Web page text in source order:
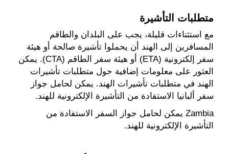
متطلبات التأشيرة
مع استثناءات قليلة، يجب على البلدان والطاقم
المسافرين إلى الهند أن يحملوا تأشيرة صالحة أو هيئة
سفر إلكترونية (ETA) أو هيئة سفر الطاقم (CTA). يمكن
العثور على معلومات إضافية حول متطلبات تأشيرات
الهند في متطلبات تأشيرات الهند. يمكن لحامل جواز
سفر ألبانيا الاستفادة من التأشيرة الإلكترونية للهند.
Zambia يمكن لحامل جواز السفر الاستفادة من
التأشيرة الإلكترونية للهند.